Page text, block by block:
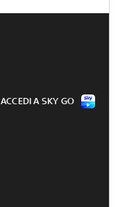
ACCEDI A SKY GO